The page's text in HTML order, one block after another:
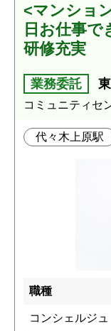
<マンショ
日お仕事で
研修充実
業務委託
コミュニティセ
代々木上原駅
職種
コンシェルジュ